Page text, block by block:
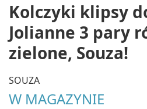
Kolczyki klipsy
Jolianne 3 pary
zielone, Souza!
SOUZA
W MAGAZYNIE